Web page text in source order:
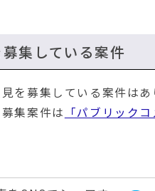
集している案件
を募集している案件はあ
集案件は 「パブリック